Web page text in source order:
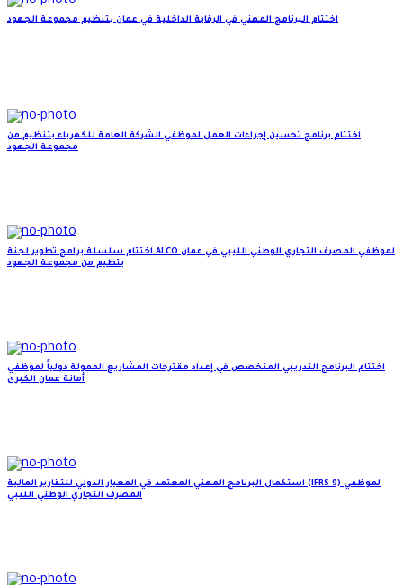
اختتام البرنامج المهني في الرقابة الداخلية في عمان بتنظيم مجموعة الجهود
اختتام برنامج تحسين إجراءات العمل لموظفي الشركة العامة للكهرباء بتنظيم من
مجموعة الجهود
اختتام سلسلة برامج تطوير لجنة ALCO لموظفي المصرف التجاري الوطني الليبي في عمان
بتظيم من مجموعة الجهود
اختتام البرنامج التدريبي المتخصص في إعداد مقترحات المشاريع الممولة دولياً لموظفي
أمانة عمان الكبرى
استكمال البرنامج المهني المعتمد في المعيار الدولي للتقارير المالية (IFRS 9) لموظفي
المصرف التجاري الوطني الليبي